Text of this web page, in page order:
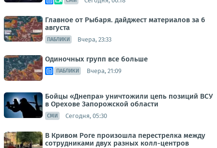
Главное от Рыбаря. дайджест материалов за 6
августа
ПАБЛИКИ Вчера, 23:33
Одиночных групп все больше
ПАБЛИКИ Вчера, 21:09
Бойцы «Днепра» уничтожили цепь позиций ВСУ
в Орехове Запорожской области
СМИ Сегодня, 05:30
В Кривом Роге произошла перестрелка между
сотрудниками двух разных колл-центров